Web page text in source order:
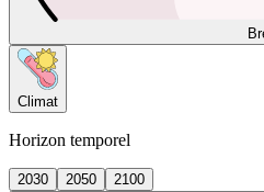
Climat
Horizon temporel
2030 2050
2100